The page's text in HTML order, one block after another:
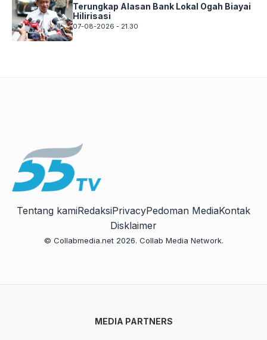
Terungkap Alasan Bank Lokal Ogah Biayai
Hilirisasi
07-08-2026 - 21.30
Tentang kamiRedaksiPrivacyPedoman MediaKontak
Disklaimer
© Collabmedia.net 2026. Collab Media Network.
MEDIA PARTNERS